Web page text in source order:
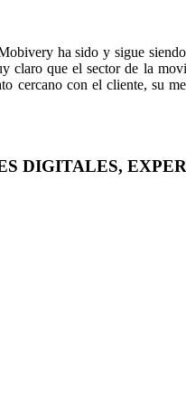
ha sido y sigue
claro que el sector de la
cercano con el cliente, su
DIGITALES,